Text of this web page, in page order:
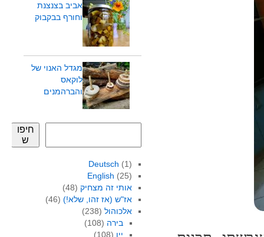
אביב בצנצנת
וחורף בבקבוק
מגדל האנוי של
לוקאס
והברהמנים
חיפו
ש
Deutsch (1)
English (25)
אותי זה מצחיק(48)
אז"ש (אז זהו, שלא!)(46)
אלכוהול(238)
בירה (108)
יין (108)